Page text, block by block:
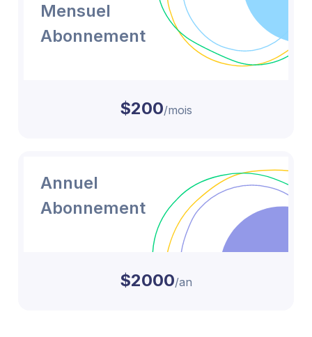
Mensuel
Abonnement
$200/mois
Annuel
Abonnement
$2000/an